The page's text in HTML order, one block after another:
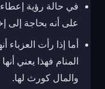
في حالة رؤية إعطاء
على أنه بحاجة إلى
أما إذا رأت العزباء
المنام فهذا يعني
والمال كورث لها.